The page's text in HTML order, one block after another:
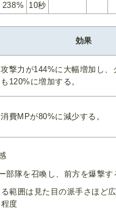
238% 10秒
効果
攻撃力が144%に大幅増加し、
も120%に増加する。
消費MPが80%に減少する。
部隊を召喚し、前方を爆撃す
範囲は見た目の派手さほど
度